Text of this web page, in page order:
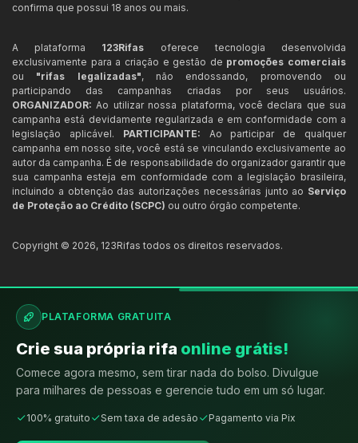
confirma que possui 18 anos ou mais.
A plataforma 123Rifas oferece tecnologia desenvolvida
exclusivamente para a criação e gestão de promoções comerciais
ou "rifas legalizadas", não endossando, promovendo ou
participando das campanhas criadas por seus usuários.
ORGANIZADOR: Ao utilizar nossa plataforma, você declara que sua
campanha está devidamente regularizada e em conformidade com a
legislação aplicável. PARTICIPANTE: Ao participar de qualquer
campanha em nosso site, você está se vinculando exclusivamente ao
autor da campanha. É de responsabilidade do organizador garantir que
sua campanha esteja em conformidade com a legislação brasileira,
incluindo a obtenção das autorizações necessárias junto ao Serviço
de Proteção ao Crédito (SCPC) ou outro órgão competente.
Copyright © 2026, 123Rifas todos os direitos reservados.
PLATAFORMA GRATUITA
Crie sua própria rifa online grátis!
Comece agora mesmo, sem tirar nada do bolso. Divulgue
para milhares de pessoas e gerencie tudo em um só lugar.
100% gratuito Sem taxa de adesão Pagamento via Pix